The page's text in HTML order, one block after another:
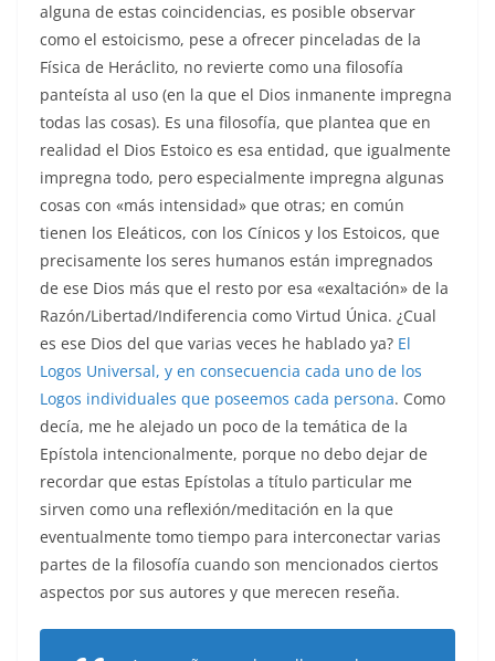
alguna de estas coincidencias, es posible observar
como el estoicismo, pese a ofrecer pinceladas de la
Física de Heráclito, no revierte como una filosofía
panteísta al uso (en la que el Dios inmanente impregna
todas las cosas). Es una filosofía, que plantea que en
realidad el Dios Estoico es esa entidad, que igualmente
impregna todo, pero especialmente impregna algunas
cosas con «más intensidad» que otras; en común
tienen los Eleáticos, con los Cínicos y los Estoicos, que
precisamente los seres humanos están impregnados
de ese Dios más que el resto por esa «exaltación» de la
Razón/Libertad/Indiferencia como Virtud Única. ¿Cual
es ese Dios del que varias veces he hablado ya? El
Logos Universal, y en consecuencia cada uno de los
Logos individuales que poseemos cada persona. Como
decía, me he alejado un poco de la temática de la
Epístola intencionalmente, porque no debo dejar de
recordar que estas Epístolas a título particular me
sirven como una reflexión/meditación en la que
eventualmente tomo tiempo para interconectar varias
partes de la filosofía cuando son mencionados ciertos
aspectos por sus autores y que merecen reseña.